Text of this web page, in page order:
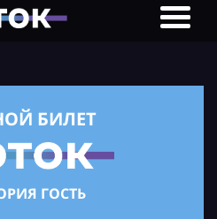
БИЛЕТ
ГОСТЬ